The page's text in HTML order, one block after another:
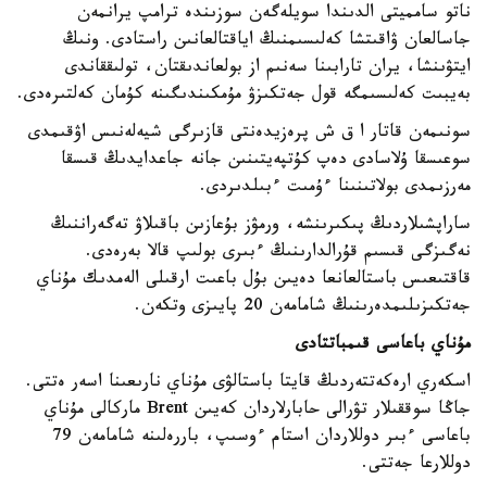
ناتو سامميتى الدىندا سويلەگەن سوزىندە ترامپ يرانمەن
جاسالعان ۋاقىتشا كەلىسىمنىڭ اياقتالعانىن راستادى. ونىڭ
ايتۋىنشا، يران تارابىنا سەنىم از بولعاندىقتان، تولىققاندى
بەيبىت كەلىسىمگە قول جەتكىزۋ مۇمكىندىگىنە كۇمان كەلتىرەدى.
سونىمەن قاتار ا ق ش پرەزيدەنتى قازىرگى شيەلەنىس اۋقىمدى
سوعىسقا ۇلاسادى دەپ كۇتپەيتىنىن جانە جاعدايدىڭ قىسقا
مەرزىمدى بولاتىنىنا ءۇمىت ءبىلدىردى.
ساراپشىلاردىڭ پىكىرىنشە، ورمۋز بۇعازىن باقىلاۋ تەگەراننىڭ
نەگىزگى قىسىم قۇرالدارىنىڭ ءبىرى بولىپ قالا بەرەدى.
قاقتىعىس باستالعانعا دەيىن بۇل باعىت ارقىلى الەمدىك مۇناي
جەتكىزىلىمدەرىنىڭ شامامەن 20 پايىزى وتكەن.
مۇناي باعاسى قىمباتتادى
اسكەري ارەكەتتەردىڭ قايتا باستالۋى مۇناي نارىعىنا اسەر ەتتى.
جاڭا سوققىلار تۋرالى حابارلاردان كەيىن Brent ماركالى مۇناي
باعاسى ءبىر دوللاردان استام ءوسىپ، باررەلىنە شامامەن 79
دوللارعا جەتتى.